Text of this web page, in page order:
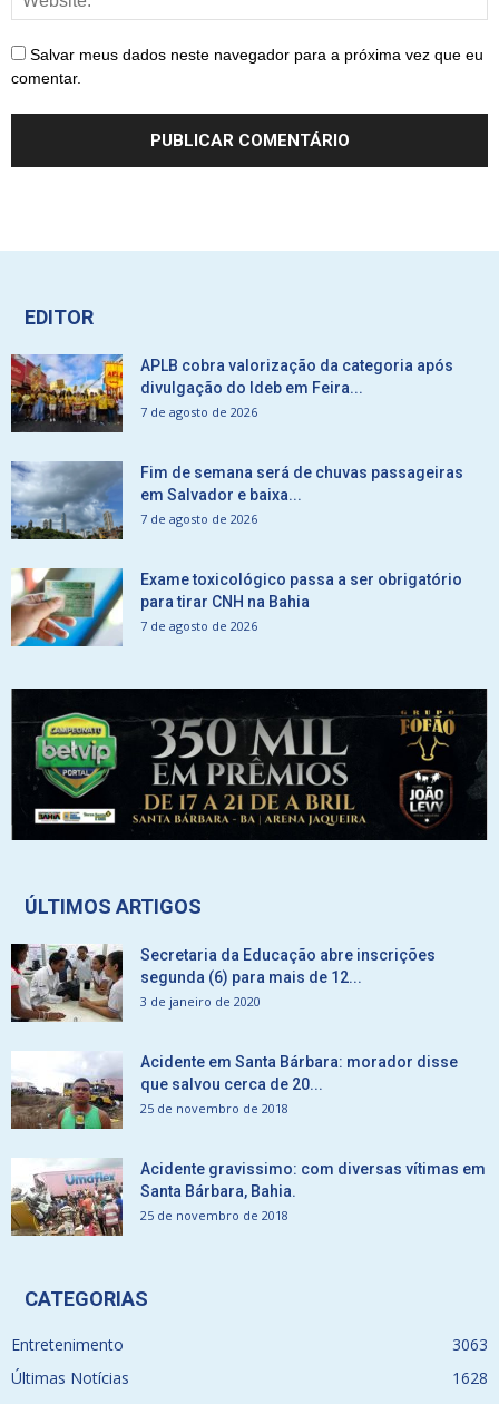
Salvar meus dados neste navegador para a próxima vez que eu
comentar.
EDITOR
APLB cobra valorização da categoria após
divulgação do Ideb em Feira...
7 de agosto de 2026
Fim de semana será de chuvas passageiras
em Salvador e baixa...
7 de agosto de 2026
Exame toxicológico passa a ser obrigatório
para tirar CNH na Bahia
7 de agosto de 2026
ÚLTIMOS ARTIGOS
Secretaria da Educação abre inscrições
segunda (6) para mais de 12...
3 de janeiro de 2020
Acidente em Santa Bárbara: morador disse
que salvou cerca de 20...
25 de novembro de 2018
Acidente gravissimo: com diversas vítimas em
Santa Bárbara, Bahia.
25 de novembro de 2018
CATEGORIAS
Entretenimento
3063
Últimas Notícias
1628